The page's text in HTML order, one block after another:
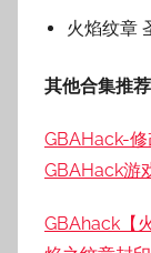
火焰纹章
其他合集推荐
GBAHack-
GBAHack游
GBAhack【